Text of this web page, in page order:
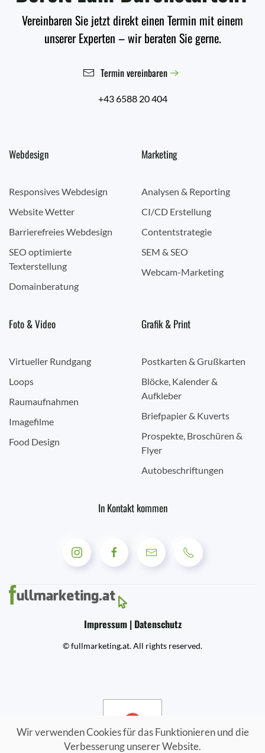
Vereinbaren Sie jetzt direkt einen Termin mit einem
unserer Experten – wir beraten Sie gerne.
Termin vereinbaren
+43 6588 20 404
Webdesign
Responsives Webdesign
Website Wetter
Barrierefreies Webdesign
SEO optimierte
Texterstellung
Domainberatung
Marketing
Analysen & Reporting
CI/CD Erstellung
Contentstrategie
SEM & SEO
Webcam-Marketing
Foto & Video
Virtueller Rundgang
Loops
Raumaufnahmen
Imagefilme
Food Design
Grafik & Print
Postkarten & Grußkarten
Blöcke, Kalender &
Aufkleber
Briefpapier & Kuverts
Prospekte, Broschüren &
Flyer
Autobeschriftungen
In Kontakt kommen
Impressum | Datenschutz
© fullmarketing.at. All rights reserved.
Wir verwenden Cookies für das Funktionieren und die
Verbesserung unserer Website.